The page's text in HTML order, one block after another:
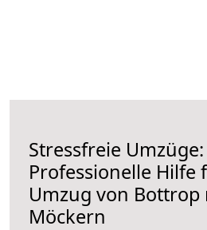
Stressfreie Umzüge:
Professionelle Hilfe
Umzug von Bottrop
Möckern